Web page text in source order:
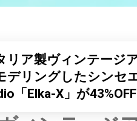
リア製ヴィンテージ
デリングしたシンセ
「Elka-X」が